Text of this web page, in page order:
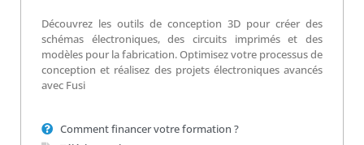
Découvrez les outils de conception 3D pour créer des
schémas électroniques, des circuits imprimés et des
modèles pour la fabrication. Optimisez votre processus de
conception et réalisez des projets électroniques avancés
avec Fusi
Comment financer votre formation ?